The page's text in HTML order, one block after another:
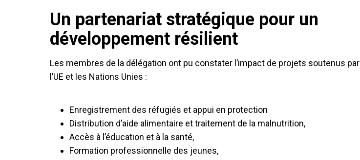
Un partenariat stratégique pour un
développement résilient
Les membres de la délégation ont pu constater l’impact de projets soutenus par
l’UE et les Nations Unies :
Enregistrement des réfugiés et appui en protection
Distribution d’aide alimentaire et traitement de la malnutrition,
Accès à l’éducation et à la santé,
Formation professionnelle des jeunes,